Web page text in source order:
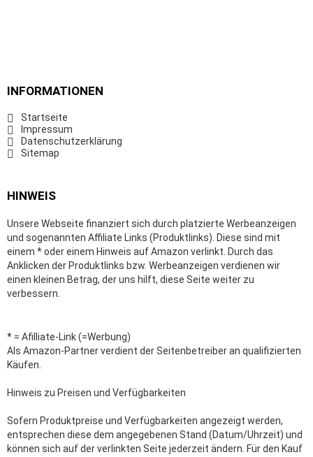
INFORMATIONEN
Startseite
Impressum
Datenschutzerklärung
Sitemap
HINWEIS
Unsere Webseite finanziert sich durch platzierte Werbeanzeigen
und sogenannten Affiliate Links (Produktlinks). Diese sind mit
einem * oder einem Hinweis auf Amazon verlinkt. Durch das
Anklicken der Produktlinks bzw. Werbeanzeigen verdienen wir
einen kleinen Betrag, der uns hilft, diese Seite weiter zu
verbessern.
* = Afilliate-Link (=Werbung)
Als Amazon-Partner verdient der Seitenbetreiber an qualifizierten
Käufen.
Hinweis zu Preisen und Verfügbarkeiten
Sofern Produktpreise und Verfügbarkeiten angezeigt werden,
entsprechen diese dem angegebenen Stand (Datum/Uhrzeit) und
können sich auf der verlinkten Seite jederzeit ändern. Für den Kauf